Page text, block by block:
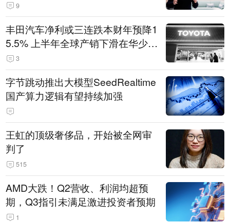
9
丰田汽车净利或三连跌本财年预降1
5.5% 上半年全球产销下滑在华少卖
14.3万辆
3
字节跳动推出大模型SeedRealtime
国产算力逻辑有望持续加强
王虹的顶级奢侈品，开始被全网审
判了
515
AMD大跌！Q2营收、利润均超预
期，Q3指引未满足激进投资者预期
1